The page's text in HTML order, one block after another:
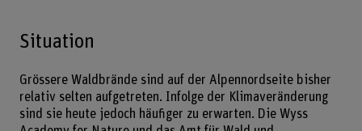
Situation
Grössere Waldbrände sind auf der Alpennordseite bisher
relativ selten aufgetreten. Infolge der Klimaveränderung
sind sie heute jedoch häufiger zu erwarten. Die Wyss